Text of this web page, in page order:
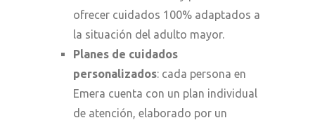
ofrecer cuidados 100% adaptados a
la situación del adulto mayor.
Planes de cuidados
personalizados: cada persona en
Emera cuenta con un plan individual
de atención, elaborado por un